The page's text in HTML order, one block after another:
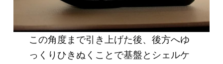
この角度まで引き上げた後、後方へゆ
っくりひきぬくことで基盤とシェルケ